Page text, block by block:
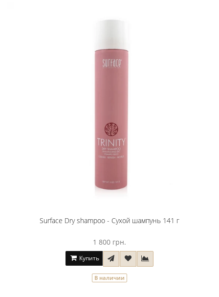
Surface Dry shampoo - Сухой шампунь 141 г
1 800 грн.
Купить
В наличии